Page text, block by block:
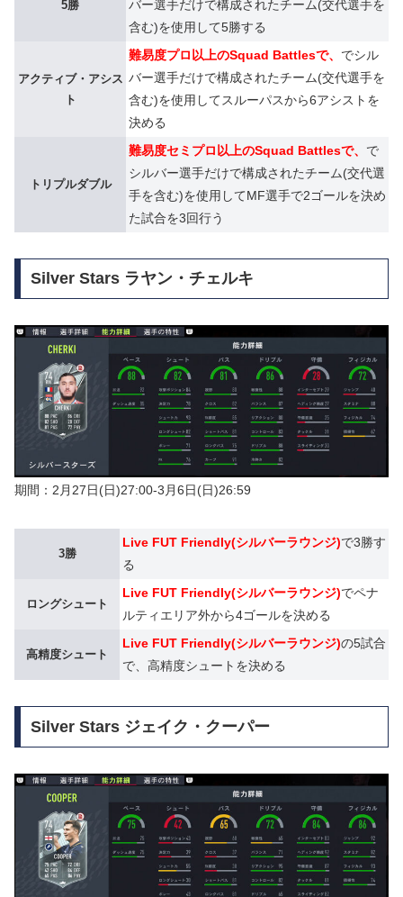
5勝
バー選手だけで構成されたチーム(交代選手を
含む)を使用して5勝する
アクティブ・アシス
ト
難易度プロ以上のSquad Battlesで、 でシル
バー選手だけで構成されたチーム(交代選手を
含む)を使用してスルーパスから6アシストを
決める
トリプルダブル
難易度セミプロ以上のSquad Battlesで、 で
シルバー選手だけで構成されたチーム(交代選
手を含む)を使用してMF選手で2ゴールを決め
た試合を3回行う
Silver Stars ラヤン・チェルキ
期間：2月27日(日)27:00-3月6日(日)26:59
3勝
Live FUT Friendly(シルバーラウンジ)で3勝す
る
ロングシュート
Live FUT Friendly(シルバーラウンジ)でペナ
ルティエリア外から4ゴールを決める
高精度シュート
Live FUT Friendly(シルバーラウンジ)の5試合
で、高精度シュートを決める
Silver Stars ジェイク・クーパー